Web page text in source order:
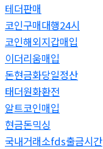
테더판매
코인구매대행24시
코인해외지갑매입
이더리움매입
돈현금화당일정산
태더원화환전
알트코인매입
현금돈믹싱
국내거래소fds출금시간